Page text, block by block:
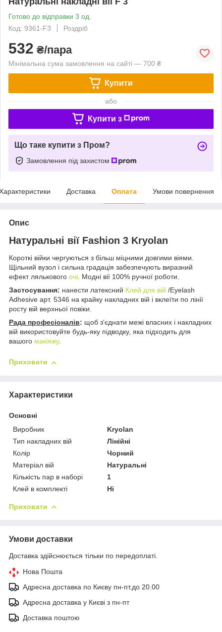
Готово до відправки 3 од.
Код: 9361-F3
Роздріб
532 ₴/пара
Мінімальна сума замовлення на сайті — 700 ₴
Купити
або
Купити з
Що таке купити з Пром?
Замовлення під захистом
Доставка Оплата Умови повернення
Опис
Натуральні вії Fashion 3 Kryolan
Короткі війки чергуються з більш міцними довгими віями.
Щільний вузол і сильна градація забезпечують виразний
ефект лялькового очі. Модні вії 100% ручної роботи.
Застосування: нанести латексний Клей для вій /Eyelash
Adhesive арт. 5346 на крайку накладних вій і вклеїти по лінії
росту вій верхньої повіки.
Рада професіоналів: щоб з'єднати межі власних і накладних
вій використовуйте будь-яку підводку, яка підходить для
вашого макіяжу.
Приховати
Характеристики
Основні
Виробник
Kryolan
Тип накладних вій
Лінійні
Колір
Чорний
Матеріал вій
Натуральні
Кількість пар в наборі
1
Клей в комплекті
Ні
Приховати
Умови доставки
Доставка здійснюється тільки по передоплаті.
Нова Пошта
Адресна доставка по Києву пн-пт.до 20.00
Адресна доставка у Києві з пн-пт
Доставка поштою